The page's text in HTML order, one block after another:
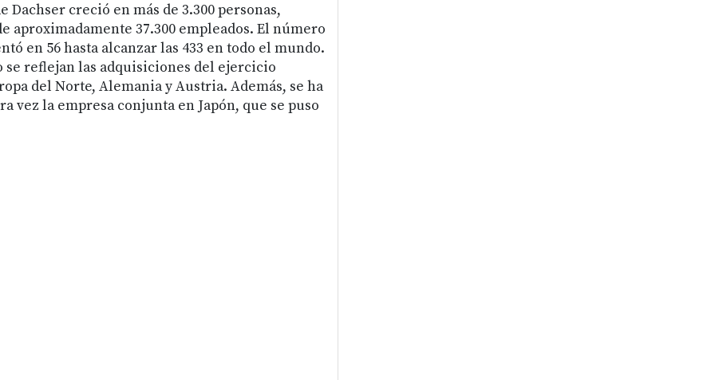
Dachser creció en más de 3.300 personas,
aproximadamente 37.300 empleados. El número
en 56 hasta alcanzar las 433 en todo el mundo.
se reflejan las adquisiciones del ejercicio
del Norte, Alemania y Austria. Además, se ha
vez la empresa conjunta en Japón, que se puso